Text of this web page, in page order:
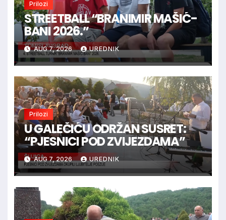
Prilozi
STREETBALL “BRANIMIR MAŠIĆ-
BANI 2026.”
AUG 7, 2026 UREDNIK
Prilozi
U GALEČIĆU ODRŽAN SUSRET:
“PJESNICI POD ZVIJEZDAMA”
AUG 7, 2026 UREDNIK